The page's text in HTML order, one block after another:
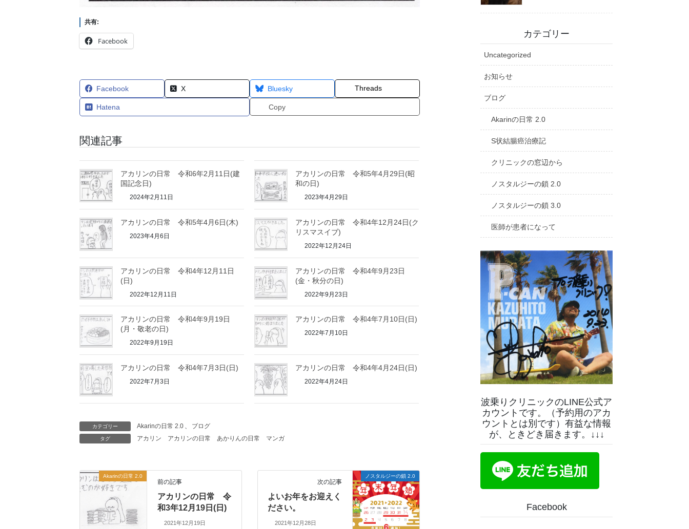
共有:
Facebook
Facebook X Bluesky Threads
Hatena Copy
関連記事
アカリンの日常 令和6年2月11日(建
国記念日)
2024年2月11日
アカリンの日常 令和5年4月29日(昭
和の日)
2023年4月29日
アカリンの日常 令和5年4月6日(木)
2023年4月6日
アカリンの日常 令和4年12月24日(ク
リスマスイブ)
2022年12月24日
アカリンの日常 令和4年12月11日
(日)
2022年12月11日
アカリンの日常 令和4年9月23日
(金・秋分の日)
2022年9月23日
アカリンの日常 令和4年9月19日
(月・敬老の日)
2022年9月19日
アカリンの日常 令和4年7月10日(日)
2022年7月10日
アカリンの日常 令和4年7月3日(日)
2022年7月3日
アカリンの日常 令和4年4月24日(日)
2022年4月24日
カテゴリー Akarinの日常 2.0 、 ブログ
タグ アカリン アカリンの日常 あかりんの日常 マンガ
Akarinの日常 2.0
前の記事
アカリンの日常 令
和3年12月19日(日)
2021年12月19日
ノスタルジーの鎖 2.0
次の記事
よいお年をお迎えく
ださい。
2021年12月28日
カテゴリー
Uncategorized
お知らせ
ブログ
Akarinの日常 2.0
S状結腸癌治療記
クリニックの窓辺から
ノスタルジーの鎖 2.0
ノスタルジーの鎖 3.0
医師が患者になって
波乗りクリニックのLINE公式ア
カウントです。（予約用のアカ
ウントとは別です）有益な情報
が、ときどき届きます。↓↓↓
Facebook